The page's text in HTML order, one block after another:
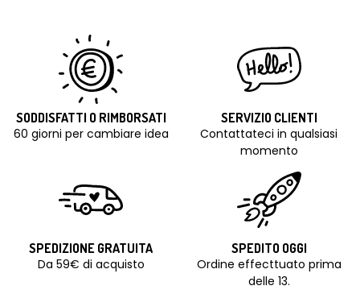
SODDISFATTI O RIMBORSATI
60 giorni per cambiare idea
SERVIZIO CLIENTI
Contattateci in qualsiasi
momento
SPEDIZIONE GRATUITA
Da 59€ di acquisto
SPEDITO OGGI
Ordine effecttuato prima
delle 13.